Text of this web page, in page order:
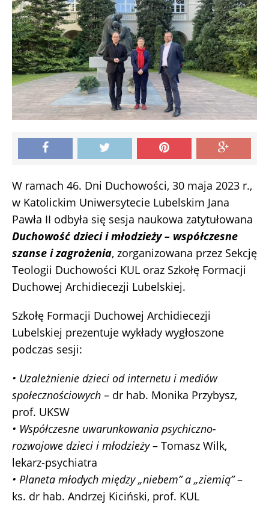
W ramach 46. Dni Duchowości, 30 maja 2023 r.,
w Katolickim Uniwersytecie Lubelskim Jana
Pawła II odbyła się sesja naukowa zatytułowana
Duchowość dzieci i młodzieży – współczesne
szanse i zagrożenia, zorganizowana przez Sekcję
Teologii Duchowości KUL oraz Szkołę Formacji
Duchowej Archidiecezji Lubelskiej.
Szkołę Formacji Duchowej Archidiecezji
Lubelskiej prezentuje wykłady wygłoszone
podczas sesji:
• Uzależnienie dzieci od internetu i mediów
społecznościowych – dr hab. Monika Przybysz,
prof. UKSW
• Współczesne uwarunkowania psychiczno-
rozwojowe dzieci i młodzieży– Tomasz Wilk,
lekarz-psychiatra
• Planeta młodych między „niebem” a „ziemią”–
ks. dr hab. Andrzej Kiciński, prof. KUL